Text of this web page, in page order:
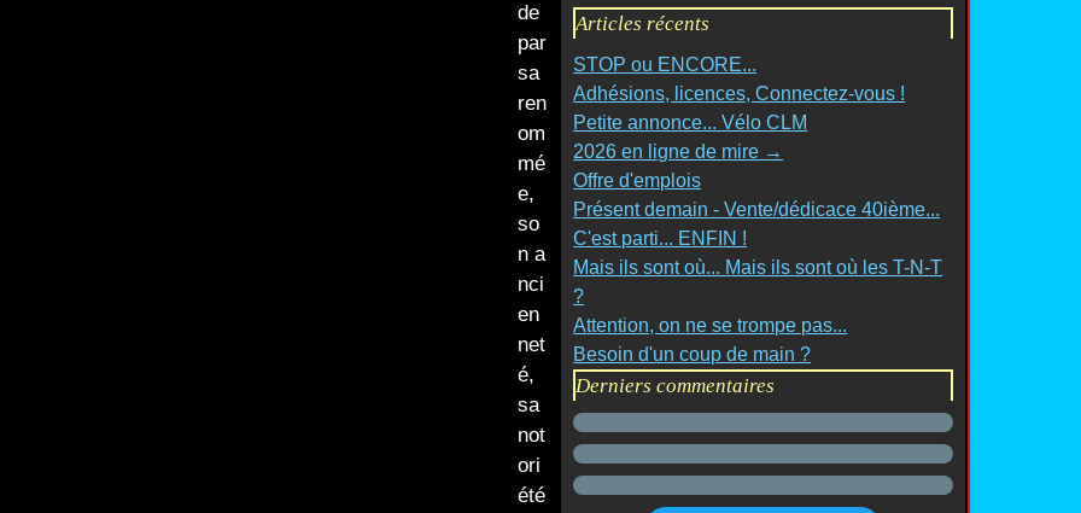
de
par
sa
ren
om
mé
e,
so
n a
nci
en
net
é,
sa
not
ori
été
Articles récents
STOP ou ENCORE...
Adhésions, licences, Connectez-vous !
Petite annonce... Vélo CLM
2026 en ligne de mire →
Offre d'emplois
Présent demain - Vente/dédicace 40ième...
C'est parti... ENFIN !
Mais ils sont où... Mais ils sont où les T-N-T
?
Attention, on ne se trompe pas...
Besoin d'un coup de main ?
Derniers commentaires